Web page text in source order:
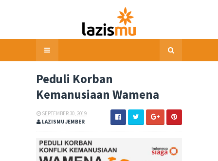
Peduli Korban
Kemanusiaan Wamena
SEPTEMBER 30, 2019
LAZISMU JEMBER